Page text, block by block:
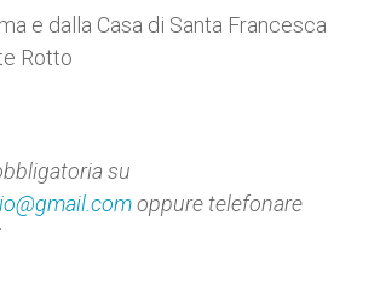
e dalla Casa di Santa Francesca
Rotto
su
oppure telefonare